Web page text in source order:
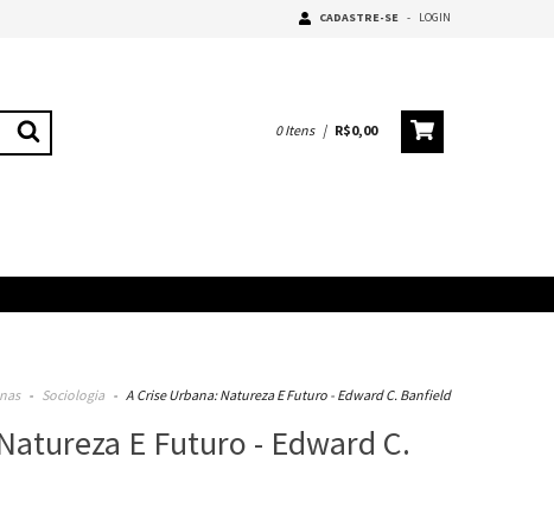
CADASTRE-SE - LOGIN
0Itens | R$0,00
- Sociologia - A Crise Urbana: Natureza E Futuro - Edward C. Banfield
E Futuro - Edward C.